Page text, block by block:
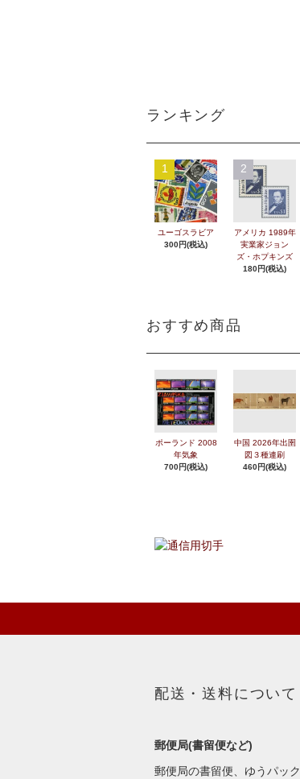
ランキング
1
ユーゴスラビア
300円(税込)
2
アメリカ 1989年
実業家ジョン
ズ・ホプキンズ
180円(税込)
おすすめ商品
ポーランド 2008
年気象
700円(税込)
中国 2026年出圉
図３種連刷
460円(税込)
配送・送料について
郵便局(書留便など)
郵便局の書留便、ゆうパッ